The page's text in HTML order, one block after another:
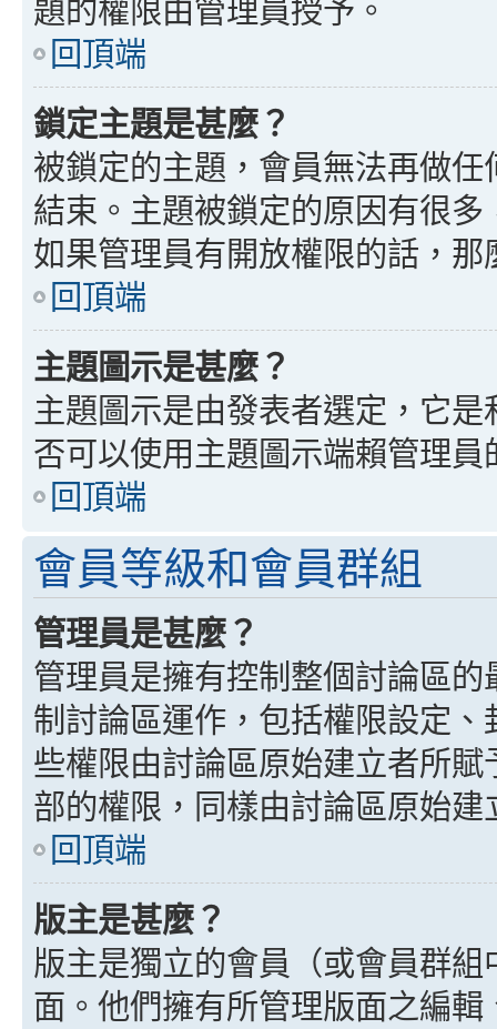
題的權限由管理員授予。
回頂端
鎖定主題是甚麼？
被鎖定的主題，會員無法再做
結束。主題被鎖定的原因有很
如果管理員有開放權限的話，
回頂端
主題圖示是甚麼？
主題圖示是由發表者選定，它
否可以使用主題圖示端賴管理員
回頂端
會員等級和會員群組
管理員是甚麼？
管理員是擁有控制整個討論區
制討論區運作，包括權限設定
些權限由討論區原始建立者所
部的權限，同樣由討論區原始建
回頂端
版主是甚麼？
版主是獨立的會員（或會員群
面。他們擁有所管理版面之編